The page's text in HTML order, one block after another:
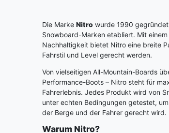
Die Marke Nitro wurde 1990
Snowboard-Marken etabliert. Mit
Nachhaltigkeit bietet Nitro eine breite
Fahrstil und Level gerecht werden.
Von vielseitigen All-Mountain-Boards
Performance-Boots – Nitro steht für
Fahrerlebnis. Jedes Produkt wird von
unter echten Bedingungen getestet,
der Berge und der Fahrer gerecht wird.
Warum Nitro?